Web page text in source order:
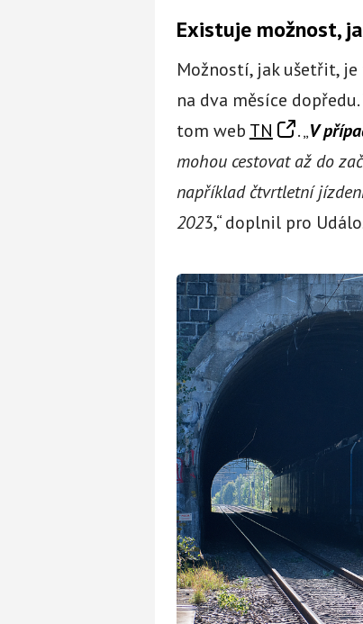
Existuje možnost,
Možností, jak ušetřit, je
na dva měsíce
tom web TN . „V
mohou cestovat až do
například čtvrtletní
2023,“ doplnil pro